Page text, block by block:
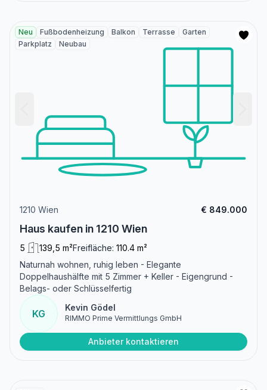
Neu Fußbodenheizung Balkon Terrasse
Garten
Parkplatz
Neubau
1210 Wien € 849.000
Haus kaufen in 1210 Wien
5 139,5 m²Freifläche: 110.4 m²
Naturnah wohnen, ruhig leben - Elegante
Doppelhaushälfte mit 5 Zimmer + Keller - Eigengrund -
Belags- oder Schlüsselfertig
KG
Kevin Gödel
RIMMO Prime Vermittlungs GmbH
Anbieter kontaktieren